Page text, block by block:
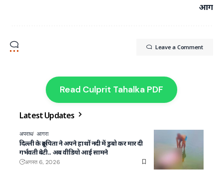
आग
Leave a Comment
Read Culprit Tahalka PDF
Latest Updates
अपराध आगरा
दिल्ली के क्रूर पिता ने अपने हाथों नदी में डुबो कर मार दी
गर्भवती बेटी.. अब वीडियो आई सामने
अगस्त 6, 2026